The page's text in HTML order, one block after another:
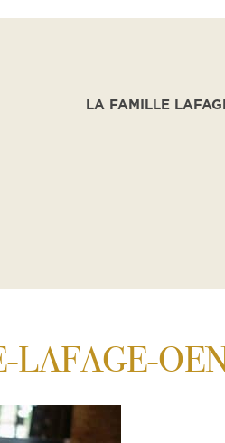
LA FAMILLE
LAFAGE-